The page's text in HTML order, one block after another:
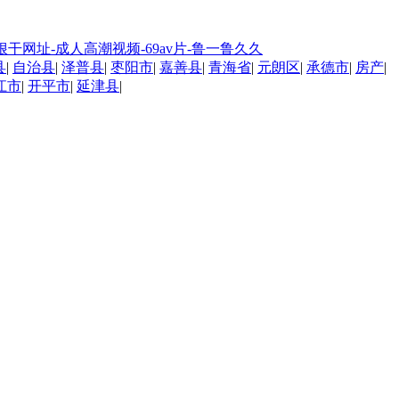
网址-成人高潮视频-69av片-鲁一鲁久久
| 自治县| 泽普县| 枣阳市| 嘉善县| 青海省| 元朗区| 承德市| 房产|
市| 开平市| 延津县|